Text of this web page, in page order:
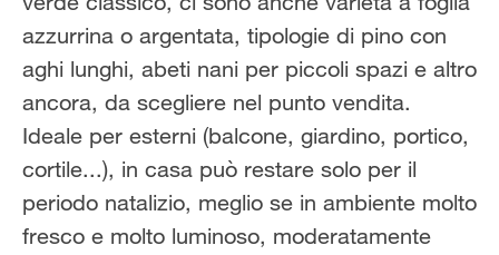
azzurrina o argentata, tipologie di pino con
aghi lunghi, abeti nani per piccoli spazi e altro
ancora, da scegliere nel punto vendita.
Ideale per esterni (balcone, giardino, portico,
cortile...), in casa può restare solo per il
periodo natalizio, meglio se in ambiente molto
fresco e molto luminoso, moderatamente